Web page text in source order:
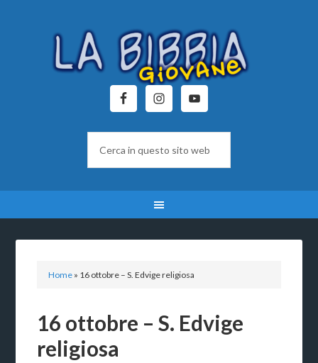
Home » 16 ottobre – S. Edvige religiosa
16 ottobre – S. Edvige
religiosa